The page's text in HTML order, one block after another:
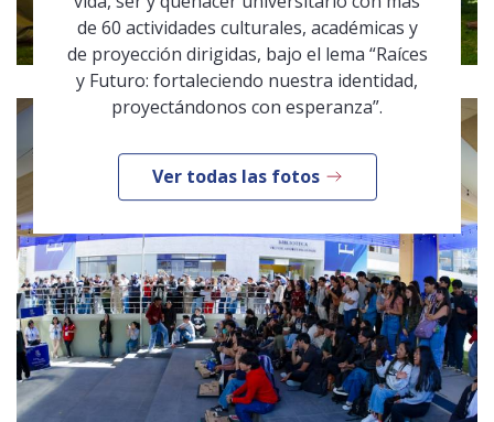
de 60 actividades culturales, académicas y
de proyección dirigidas, bajo el lema “Raíces
y Futuro: fortaleciendo nuestra identidad,
proyectándonos con esperanza”.
Ver todas las fotos